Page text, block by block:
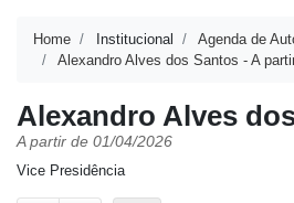
Home Institucional
Agenda de
Alexandro Alves dos Santos - A
Alexandro Alves
A partir de 01/04/2026
Vice Presidência